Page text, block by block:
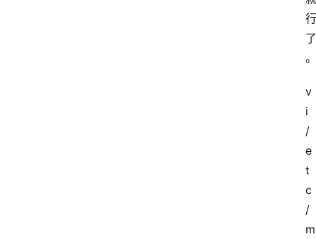
行
了
。
v
i
/
e
t
c
/
m